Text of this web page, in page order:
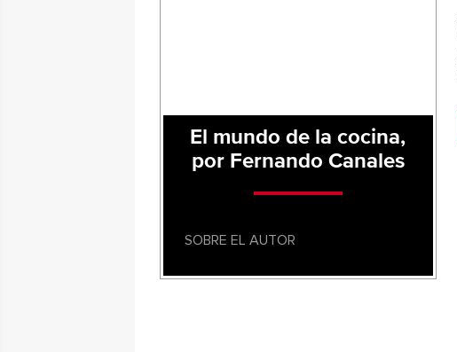
El mundo de la cocina,
por Fernando Canales
SOBRE EL AUTOR